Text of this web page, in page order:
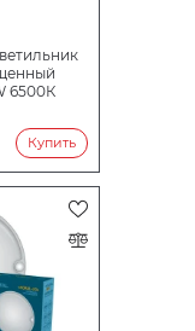
6500К
Купить